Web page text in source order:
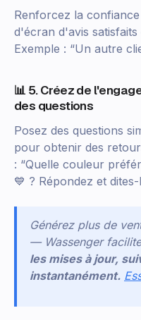
Renforcez la
d'écran d'avis
Exemple : “Un autre
📊 5. Créez de
des questions
Posez des questions
pour obtenir des
: “Quelle couleur
💙 ? Répondez et
Générez plus de
— Wassenger
les mises à jour,
instantanément.